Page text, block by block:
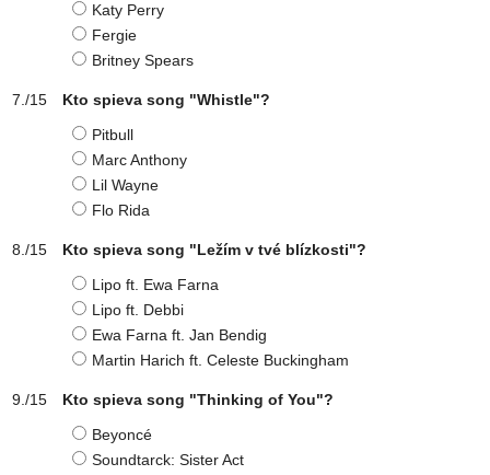
Katy Perry
Fergie
Britney Spears
Kto spieva song "Whistle"?
Pitbull
Marc Anthony
Lil Wayne
Flo Rida
Kto spieva song "Ležím v tvé blízkosti"?
Lipo ft. Ewa Farna
Lipo ft. Debbi
Ewa Farna ft. Jan Bendig
Martin Harich ft. Celeste Buckingham
Kto spieva song "Thinking of You"?
Beyoncé
Soundtarck: Sister Act